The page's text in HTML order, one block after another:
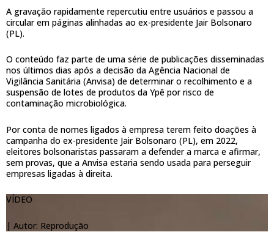
A gravação rapidamente repercutiu entre usuários e passou a
circular em páginas alinhadas ao ex-presidente Jair Bolsonaro
(PL).
O conteúdo faz parte de uma série de publicações disseminadas
nos últimos dias após a decisão da Agência Nacional de
Vigilância Sanitária (Anvisa) de determinar o recolhimento e a
suspensão de lotes de produtos da Ypê por risco de
contaminação microbiológica.
Por conta de nomes ligados à empresa terem feito doações à
campanha do ex-presidente Jair Bolsonaro (PL), em 2022,
eleitores bolsonaristas passaram a defender a marca e afirmar,
sem provas, que a Anvisa estaria sendo usada para perseguir
empresas ligadas à direita.
VÍDEO
| Autor: Reprodução